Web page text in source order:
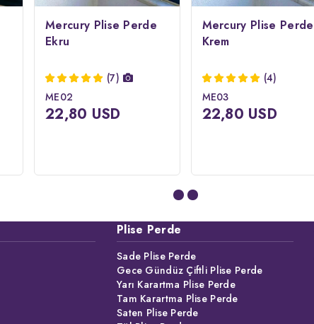
Mercury Plise Perde
Ekru
(7)
ME02
22,80 USD
Mercury Plise Perde
Krem
(4)
ME03
22,80 USD
Plise Perde
Sade Plise Perde
Gece Gündüz Çiftli Plise Perde
Yarı Karartma Plise Perde
Tam Karartma Plise Perde
Saten Plise Perde